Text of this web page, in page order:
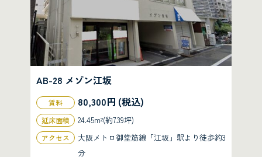
AB-28 メゾン江坂
賃料 80,300円 (税込)
延床面積 24.45m²(約7.39坪)
アクセス
大阪メトロ御堂筋線「江坂」駅より徒歩約3
分